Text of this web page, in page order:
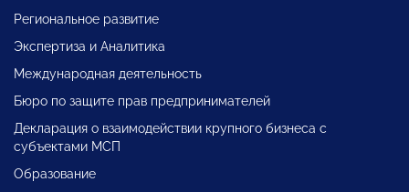
Региональное развитие
Экспертиза и Аналитика
Международная деятельность
Бюро по защите прав предпринимателей
Декларация о взаимодействии крупного бизнеса с
субъектами МСП
Образование